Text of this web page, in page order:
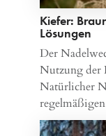
Kiefer:
Lösungen
Der
Nutzung der
Natürlicher